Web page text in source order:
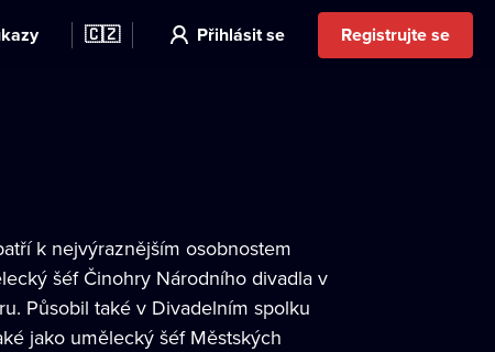
🇨🇿 Přihlásit se Registrujte se
k nejvýraznějším osobnostem
šéf Činohry Národního divadla v
Působil také v Divadelním spolku
jako umělecký šéf Městských